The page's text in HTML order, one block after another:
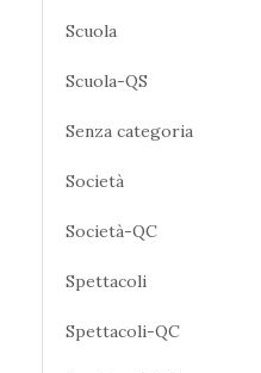
Scuola
Scuola-QS
Senza categoria
Società
Società-QC
Spettacoli
Spettacoli-QC